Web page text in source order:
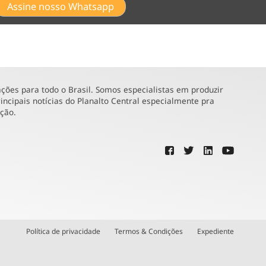
Assine nosso Whatsapp
para todo o Brasil. Somos especialistas em produzir
notícias do Planalto Central especialmente pra
Política de privacidade Termos & Condições Expediente